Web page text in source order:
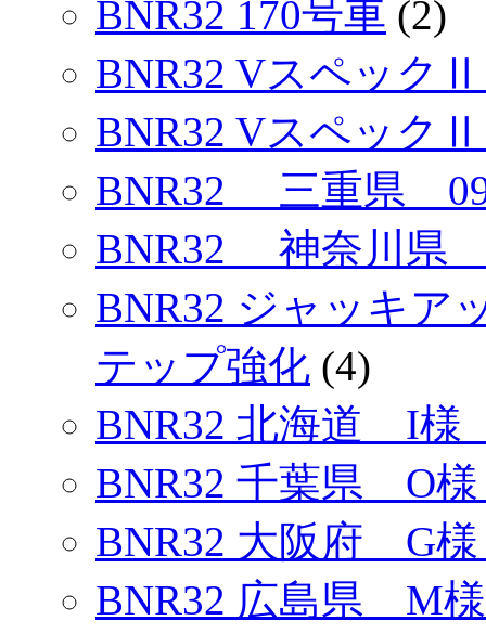
BNR32 170号車 (2)
BNR32 Vスペック
BNR32 Vスペック
BNR32 三重県
BNR32 神奈川県
BNR32 ジャッキ
テップ強化 (4)
BNR32 北海道 I様
BNR32 千葉県 O
BNR32 大阪府 G
BNR32 広島県 M